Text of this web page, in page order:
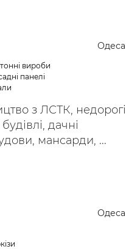
Одеса
вироби
панелі
з ЛСТК, недорогі
дачні
мансарди, ...
Одеса